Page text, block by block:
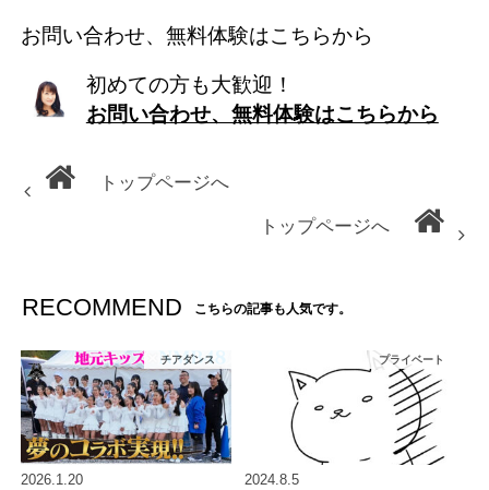
お問い合わせ、無料体験はこちらから
初めての方も大歓迎！
お問い合わせ、無料体験はこちらから
トップページへ
トップページへ
RECOMMEND こちらの記事も人気です。
チアダンス
2026.1.20
プライベート
2024.8.5